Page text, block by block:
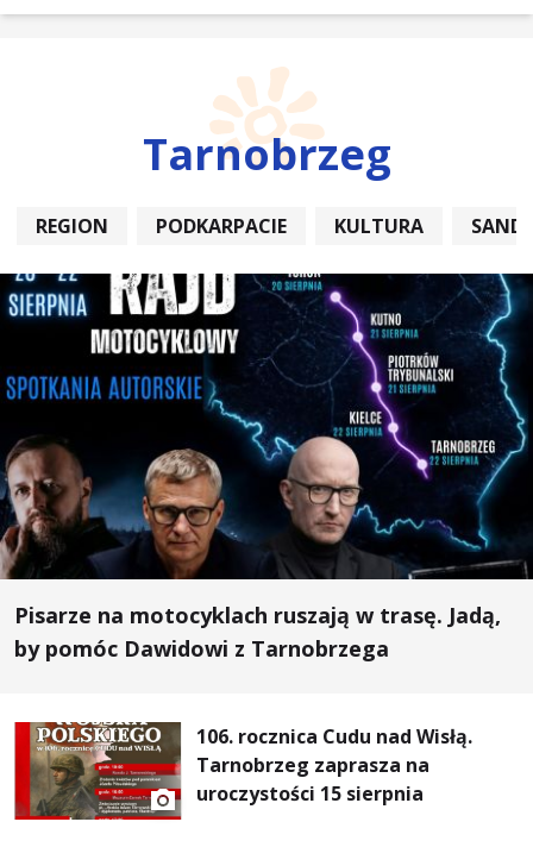
Tarnobrzeg
REGION PODKARPACIE KULTURA
Pisarze na motocyklach ruszają w trasę. Jadą,
by pomóc Dawidowi z Tarnobrzega
106. rocznica Cudu nad Wisłą.
Tarnobrzeg zaprasza na
uroczystości 15 sierpnia